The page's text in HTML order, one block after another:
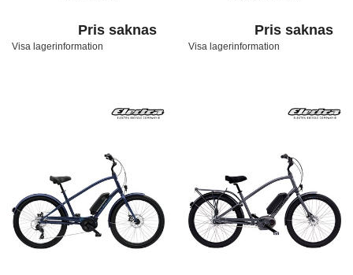
Pris saknas
Visa lagerinformation
Pris saknas
Visa lagerinformation